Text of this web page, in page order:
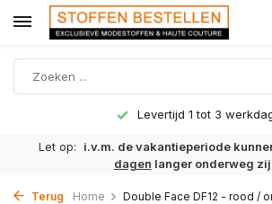
Levertijd 1 tot 3
Let op: i.v.m. de vakantieperiode
dagen langer onderweg
Terug Home Double Face DF12 - rood /